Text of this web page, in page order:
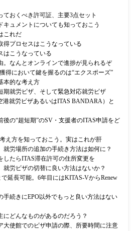
くべき許可証、主要3点セット
メントについても知っておこう
れだ
ロセスはこうなっている
うなっている
んとオンラインで進捗が見られるぞ
おいて鍵を握るのは“エクスポーズ”
的な考え方
労ビザ、そして緊急対応就労ビザ
労ビザあるいはITAS BANDARA）と
“超短期”のSV・支援者のITAS申請をど
方を知っておこう。実はこれが肝
場所の追加の手続き方法は如何に？
らITAS滞在許可の住所変更を
ビザの切替に良い方法はないか？
長可能。6年目にはKITAS-VからRenew
きにEPO以外でもっと良い方法はない
んなものがあるのだろう？
館でのビザ申請の際、所要時間に注意